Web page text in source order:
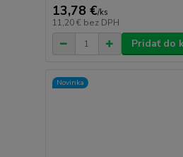
13,78 €/ks
11,20 € bez DPH
Pridať do
Novinka